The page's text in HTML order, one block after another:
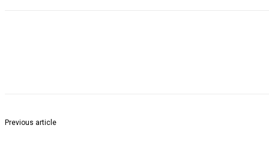
Previous article